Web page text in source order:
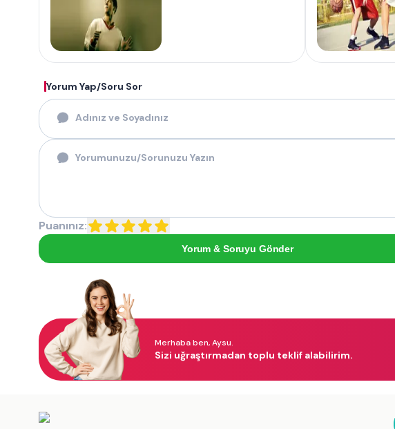
Yorum Yap/Soru Sor
Puanınız:
Yorum & Soruyu Gönder
Merhaba ben, Aysu.
Sizi uğraştırmadan toplu teklif alabilirim.